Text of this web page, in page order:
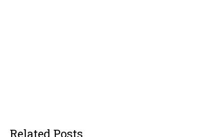
Related Posts